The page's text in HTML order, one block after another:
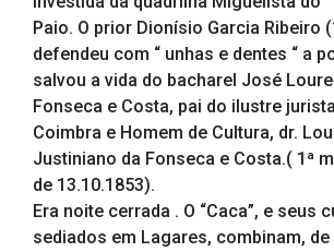
Paio. O prior Dionísio Garcia Ribeiro
defendeu com “ unhas e dentes “ a
salvou a vida do bacharel José
Fonseca e Costa, pai do ilustre
Coimbra e Homem de Cultura, dr.
Justiniano da Fonseca e Costa.( 1ª
de 13.10.1853).
Era noite cerrada . O “Caca”, e seus
sediados em Lagares, combinam, de